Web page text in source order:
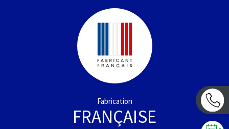
Fabrication
FRANÇAISE